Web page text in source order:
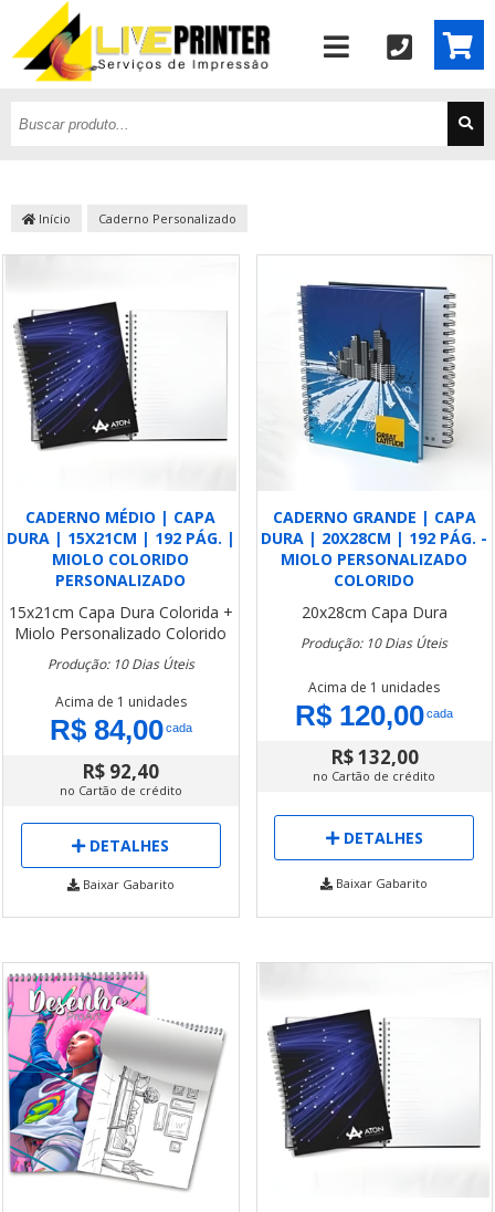
Início Caderno Personalizado
CADERNO MÉDIO | CAPA
DURA | 15X21CM | 192 PÁG. |
MIOLO COLORIDO
PERSONALIZADO
15x21cm Capa Dura Colorida +
Miolo Personalizado Colorido
Produção: 10 Dias Úteis
Acima de 1 unidades
R$ 84,00cada
R$ 92,40
no Cartão de crédito
DETALHES
Baixar Gabarito
CADERNO GRANDE | CAPA
DURA | 20X28CM | 192 PÁG. -
MIOLO PERSONALIZADO
COLORIDO
20x28cm Capa Dura
Produção: 10 Dias Úteis
Acima de 1 unidades
R$ 120,00cada
R$ 132,00
no Cartão de crédito
DETALHES
Baixar Gabarito